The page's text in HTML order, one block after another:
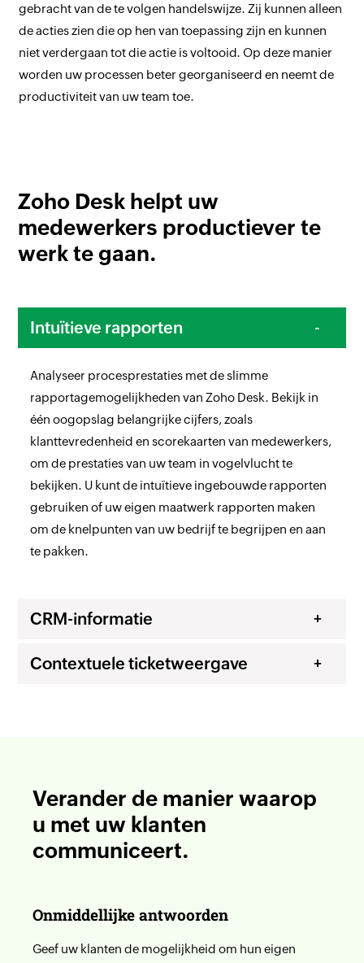
gebracht van de te volgen handelswijze. Zij kunnen alleen
de acties zien die op hen van toepassing zijn en kunnen
niet verdergaan tot die actie is voltooid. Op deze manier
worden uw processen beter georganiseerd en neemt de
productiviteit van uw team toe.
Zoho Desk helpt uw
medewerkers productiever te
werk te gaan.
Intuïtieve rapporten
Analyseer procesprestaties met de slimme
rapportagemogelijkheden van Zoho Desk. Bekijk in
één oogopslag belangrijke cijfers, zoals
klanttevredenheid en scorekaarten van medewerkers,
om de prestaties van uw team in vogelvlucht te
bekijken. U kunt de intuïtieve ingebouwde rapporten
gebruiken of uw eigen maatwerk rapporten maken
om de knelpunten van uw bedrijf te begrijpen en aan
te pakken.
CRM-informatie
Contextuele ticketweergave
Verander de manier waarop
u met uw klanten
communiceert.
Onmiddellijke antwoorden
Geef uw klanten de mogelijkheid om hun eigen